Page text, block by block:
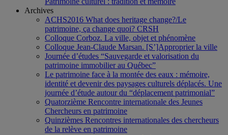
Archives
ACHS2016 What does heritage change?/Le
patrimoine, ça change quoi? CRSH
Colloque Corboz. La ville, objet et phénomène
Colloque Jean-Claude Marsan. [S’]Approprier la ville
Journée d’études “Sauvegarde et valorisation du
patrimoine immobilier au Québec”
Le patrimoine face à la montée des eaux : mémoire,
identité et devenir des paysages culturels déplacés. Une
journée d’étude autour du “déplacement patrimonial”
Quatorzième Rencontre internationale des Jeunes
Chercheurs en patrimoine
Quinzièmes Rencontres internationales des chercheurs
de la relève en patrimoine